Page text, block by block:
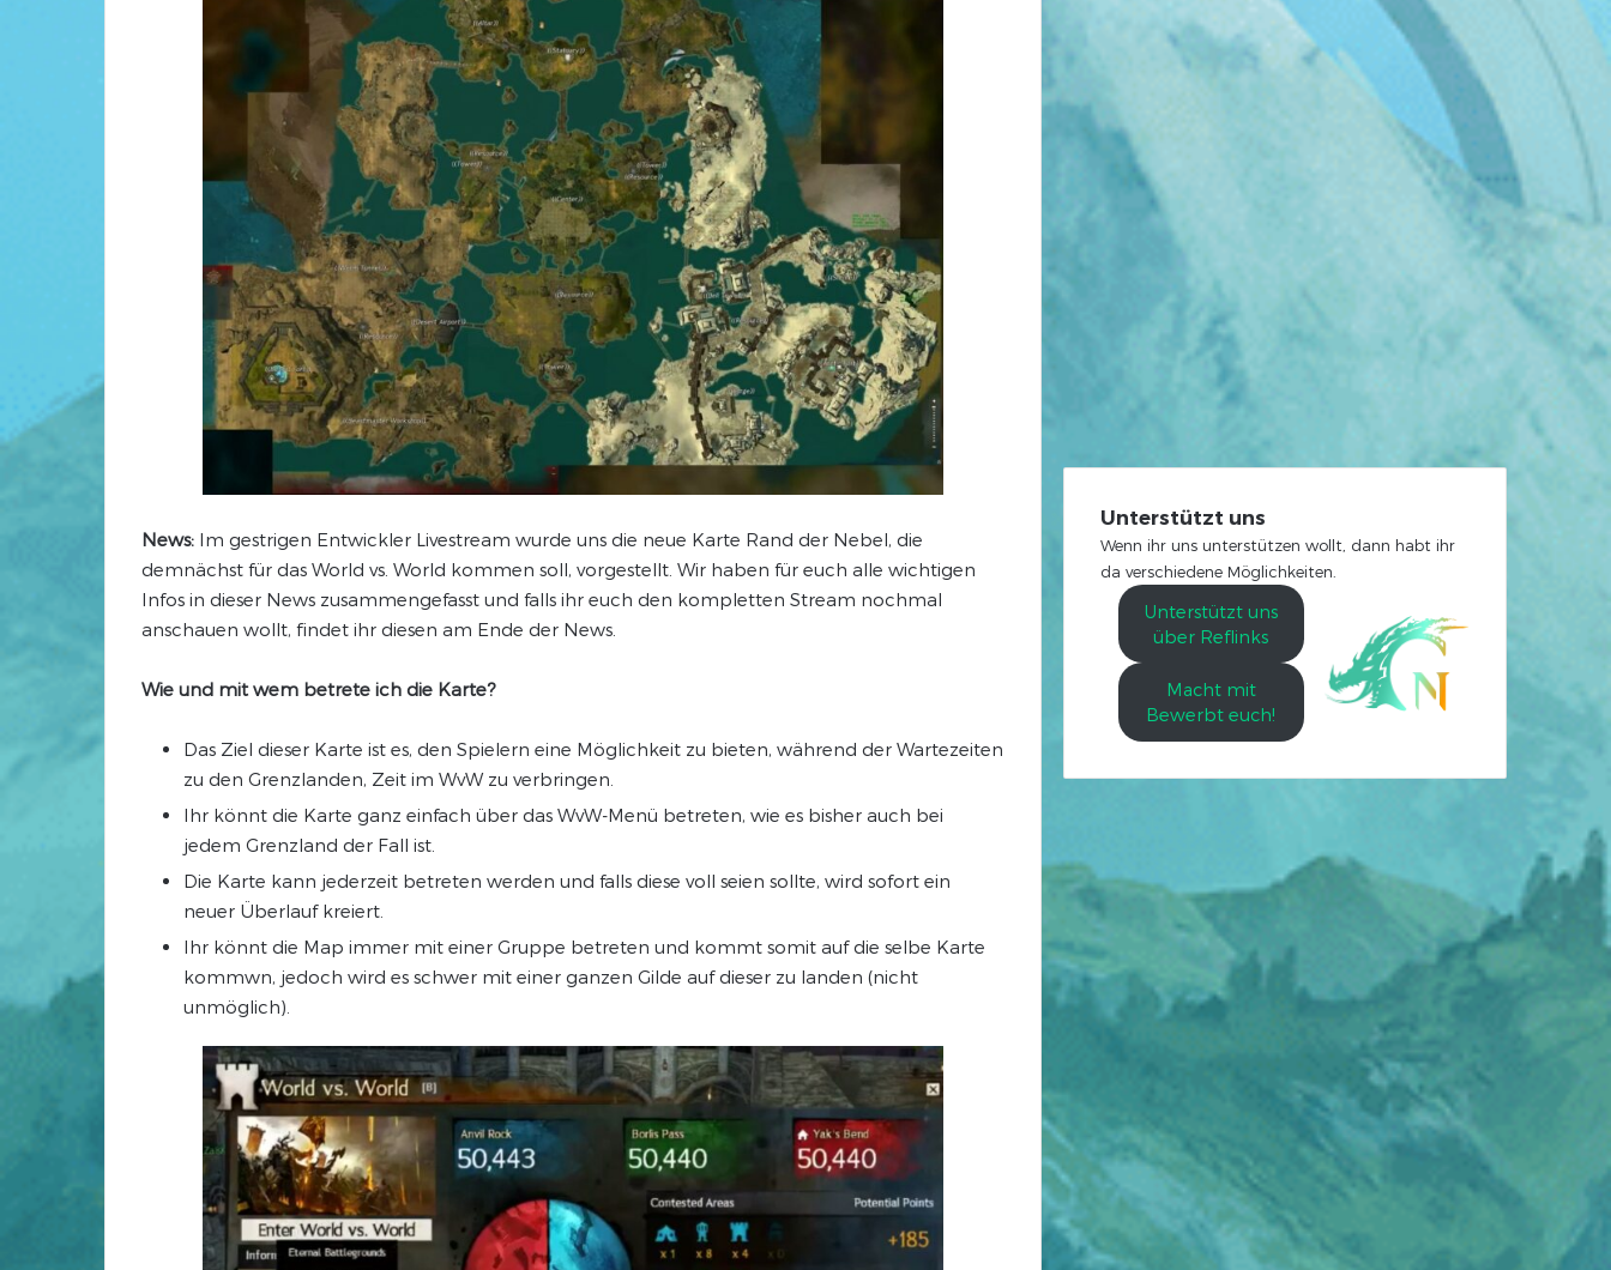
News: Im gestrigen Entwickler Livestream wurde uns die neue Karte Rand der Nebel, die
demnächst für das World vs. World kommen soll, vorgestellt. Wir haben für euch alle wichtigen
Infos in dieser News zusammengefasst und falls ihr euch den kompletten Stream nochmal
anschauen wollt, findet ihr diesen am Ende der News.
Wie und mit wem betrete ich die Karte?
Das Ziel dieser Karte ist es, den Spielern eine Möglichkeit zu bieten, während der Wartezeiten
zu den Grenzlanden, Zeit im WvW zu verbringen.
Ihr könnt die Karte ganz einfach über das WvW-Menü betreten, wie es bisher auch bei
jedem Grenzland der Fall ist.
Die Karte kann jederzeit betreten werden und falls diese voll seien sollte, wird sofort ein
neuer Überlauf kreiert.
Ihr könnt die Map immer mit einer Gruppe betreten und kommt somit auf die selbe Karte
kommwn, jedoch wird es schwer mit einer ganzen Gilde auf dieser zu landen (nicht
unmöglich).
Unterstützt uns
Wenn ihr uns unterstützen wollt, dann habt ihr
da verschiedene Möglichkeiten.
Unterstützt uns
über Reflinks
Macht mit
Bewerbt euch!